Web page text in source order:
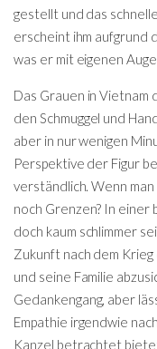
gestellt und das
erscheint ihm aufgrund
was er mit eigenen
Das Grauen in Vietnam
den Schmuggel und
aber in nur wenigen
Perspektive der Figur
verständlich. Wenn
noch Grenzen? In einer
doch kaum schlimmer
Zukunft nach dem
und seine Familie
Gedankengang, aber
Empathie irgendwie
Kanzel betrachtet